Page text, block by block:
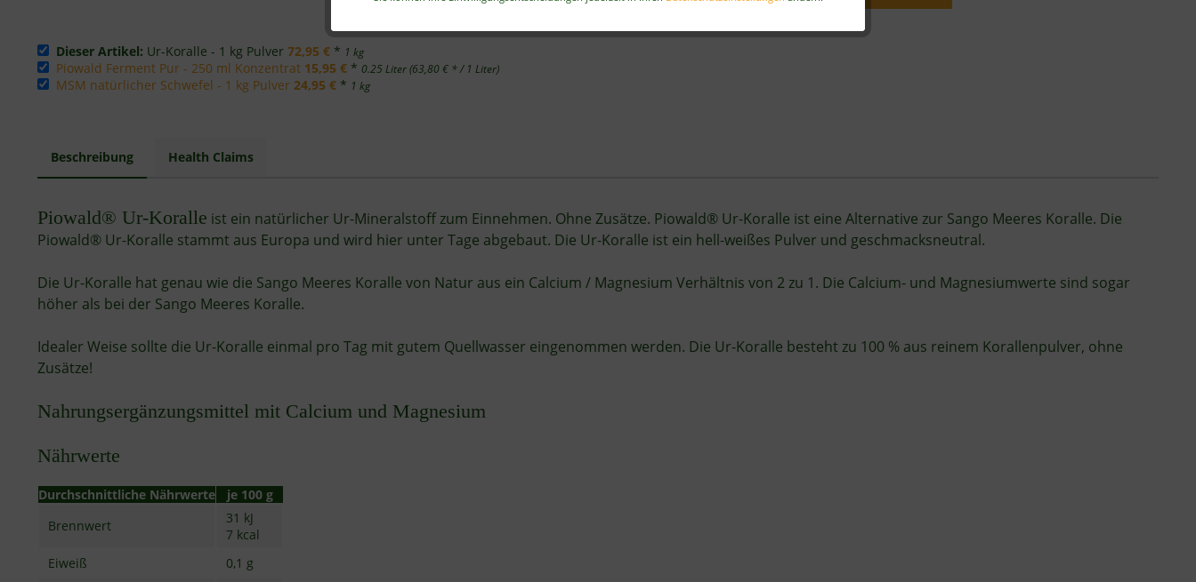
Dieser Artikel: Ur-Koralle - 1 kg Pulver 72,95 € * 1 kg
Piowald Ferment Pur - 250 ml Konzentrat 15,95 € * 0.25 Liter (63,80 € * / 1 Liter)
MSM natürlicher Schwefel - 1 kg Pulver 24,95 € * 1 kg
Beschreibung Health Claims
Piowald® Ur-Koralle ist ein natürlicher Ur-Mineralstoff zum Einnehmen. Ohne Zusätze. Piowald® Ur-Koralle ist eine Alternative zur Sango Meeres Koralle. Die
Piowald® Ur-Koralle stammt aus Europa und wird hier unter Tage abgebaut. Die Ur-Koralle ist ein hell-weißes Pulver und geschmacksneutral.
Die Ur-Koralle hat genau wie die Sango Meeres Koralle von Natur aus ein Calcium / Magnesium Verhältnis von 2 zu 1. Die Calcium- und Magnesiumwerte sind sogar
höher als bei der Sango Meeres Koralle.
Idealer Weise sollte die Ur-Koralle einmal pro Tag mit gutem Quellwasser eingenommen werden. Die Ur-Koralle besteht zu 100 % aus reinem Korallenpulver, ohne
Zusätze!
Nahrungsergänzungsmittel mit Calcium und Magnesium
Nährwerte
Durchschnittliche Nährwerte
je 100 g
Brennwert
31 kJ
7 kcal
Eiweiß
0,1 g